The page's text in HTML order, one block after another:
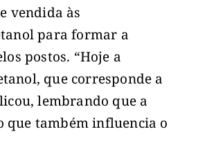
vendida às
para formar a
postos. “Hoje a
que corresponde a
lembrando que a
que também influencia o